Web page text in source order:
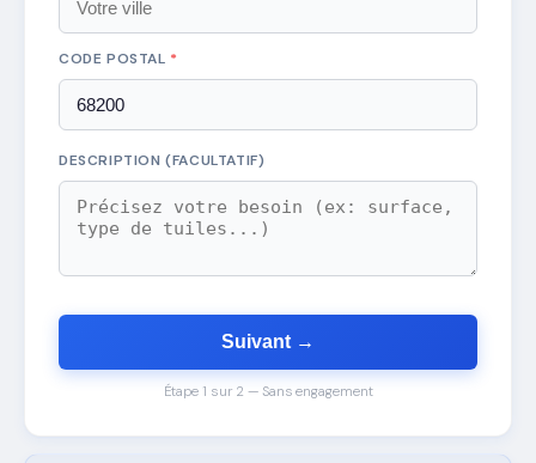
CODE POSTAL *
DESCRIPTION (FACULTATIF)
Suivant →
Étape 1 sur 2 — Sans engagement